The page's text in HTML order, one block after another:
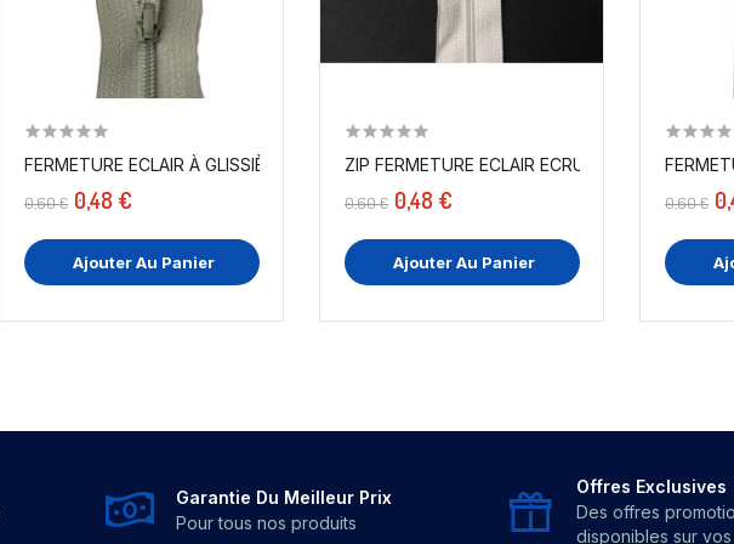
FINE EN 50... FERMETURE ECLAIR À GLISSIÈRE NYLON GRIS PERLE...
0,60 € 0,48 €
Ajouter Au Panier
ZIP FERMETURE ECLAIR ECRU A GLISSIÈRE
0,60 € 0,48 €
Ajouter Au Panier
0,60 €
Garantie Du Meilleur Prix
Pour tous nos produits
Offres Exclusives
Des offres
disponibles sur vos